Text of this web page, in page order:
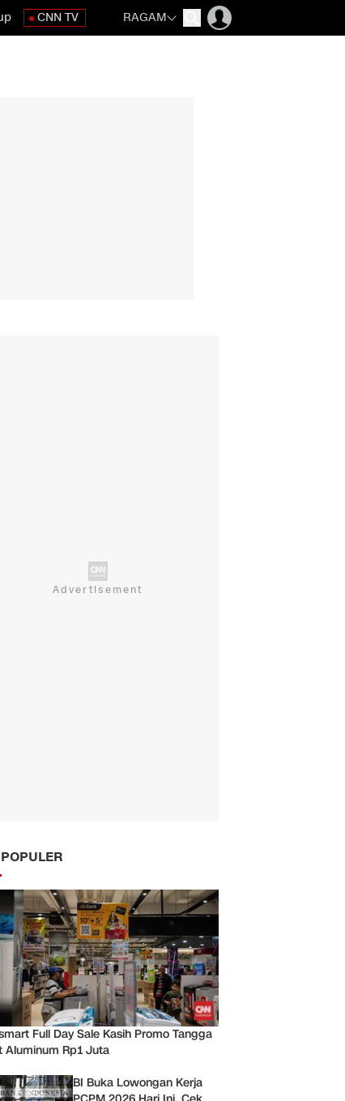
CNN TV RAGAM
Full Day Sale Kasih Promo Tangga
Aluminum Rp1 Juta
BI Buka Lowongan Kerja